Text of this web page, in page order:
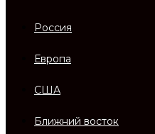
Россия
Европа
США
Ближний восток